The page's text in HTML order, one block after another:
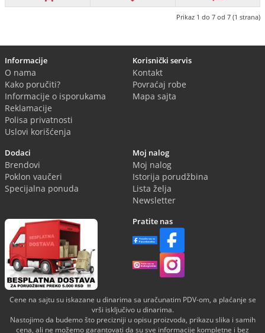
Prikaz 1 do 7 od 7 (1 strana)
Informacije
O nama
Kako poručiti?
Informacije o isporukama
Reklamacije
Polisa privatnosti
Uslovi korišćenja
Korisnički servis
Kontakt
Povraćaj robe
Mapa sajta
Dodaci
Brendovi
Poklon vaučeri
Specijalna ponuda
Moj nalog
Moj nalog
Istorija porudžbina
Lista želja
Newsletter
Pratite nas
Cene na sajtu su iskazane u dinarima sa uračunatim PDV-om, a plaćanje se
vrši isključivo u dinarima.
Nastojimo da budemo što precizniji u opisu proizvoda, prikazu slika i samih
cena, ali ne možemo garantovati da su sve informacije kompletne i bez